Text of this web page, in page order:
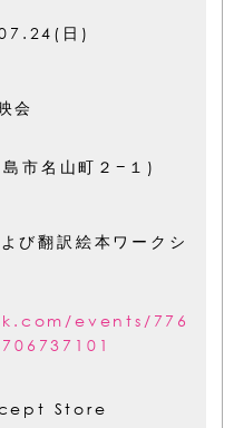
日)
会
市名山町２−１)
び翻訳絵本ワークシ
events/776
Store